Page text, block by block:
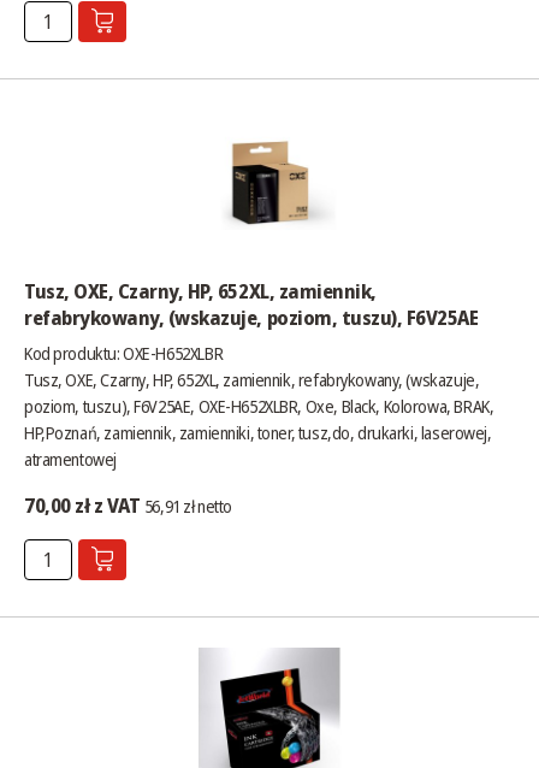
Tusz, OXE, Czarny, HP, 652XL, zamiennik,
refabrykowany, (wskazuje, poziom, tuszu), F6V25AE
Kod produktu: OXE-H652XLBR
Tusz, OXE, Czarny, HP, 652XL, zamiennik, refabrykowany, (wskazuje,
poziom, tuszu), F6V25AE, OXE-H652XLBR, Oxe, Black, Kolorowa, BRAK,
HP,Poznań, zamiennik, zamienniki, toner, tusz,do, drukarki, laserowej,
atramentowej
70,00 zł z VAT 56,91 zł netto